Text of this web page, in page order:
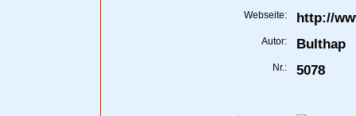
Webseite: http://
Autor: Bulthap
Nr.: 5078